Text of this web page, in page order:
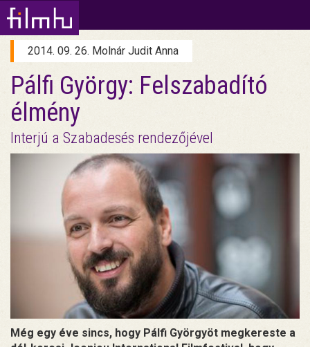
2014. 09. 26. Molnár Judit Anna
Pálfi György: Felszabadító
élmény
Interjú a Szabadesés rendezőjével
Még egy éve sincs, hogy Pálfi Györgyöt megkereste a